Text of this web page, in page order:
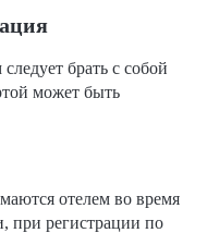
может быть
отелем во время
при регистрации по